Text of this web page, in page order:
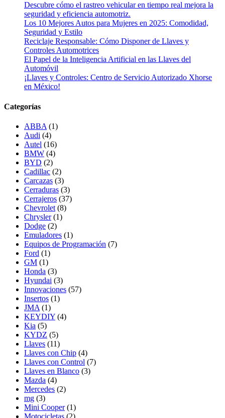
Descubre cómo el rastreo vehicular en tiempo real mejora la
seguridad y eficiencia automotriz.
Los 10 Mejores Autos para Mujeres en 2025: Comodidad,
Seguridad y Estilo
Reciclaje Responsable: Cómo Disponer de Llaves y
Controles Automotrices
El Papel de la Inteligencia Artificial en las Llaves del
Automóvil
¡Llaves y Controles: Centro de Servicio Autorizado Xhorse
en México!
Categorías
ABBA (1)
Audi (4)
Autel (16)
BMW (4)
BYD (2)
Cadillac (2)
Carcazas (3)
Cerraduras (3)
Cerrajeros (37)
Chevrolet (8)
Chrysler (1)
Dodge (2)
Emuladores (1)
Equipos de Programación (7)
Ford (1)
GM (1)
Honda (3)
Hyundai (3)
Innovaciones (57)
Insertos (1)
JMA (1)
KEYDIY (4)
Kia (5)
KYDZ (5)
Llaves (11)
Llaves con Chip (4)
Llaves con Control (7)
Llaves en Blanco (3)
Mazda (4)
Mercedes (2)
mg (3)
Mini Cooper (1)
Motocicletas (2)